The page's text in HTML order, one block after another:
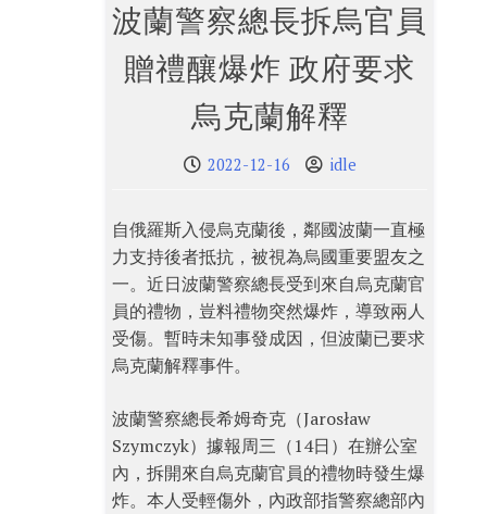
波蘭警察總長拆烏官員
贈禮釀爆炸 政府要求
烏克蘭解釋
2022-12-16 idle
自俄羅斯入侵烏克蘭後，鄰國波蘭一直極
力支持後者抵抗，被視為烏國重要盟友之
一。近日波蘭警察總長受到來自烏克蘭官
員的禮物，豈料禮物突然爆炸，導致兩人
受傷。暫時未知事發成因，但波蘭已要求
烏克蘭解釋事件。
波蘭警察總長希姆奇克（Jarosław
Szymczyk）據報周三（14日）在辦公室
內，拆開來自烏克蘭官員的禮物時發生爆
炸。本人受輕傷外，內政部指警察總部內